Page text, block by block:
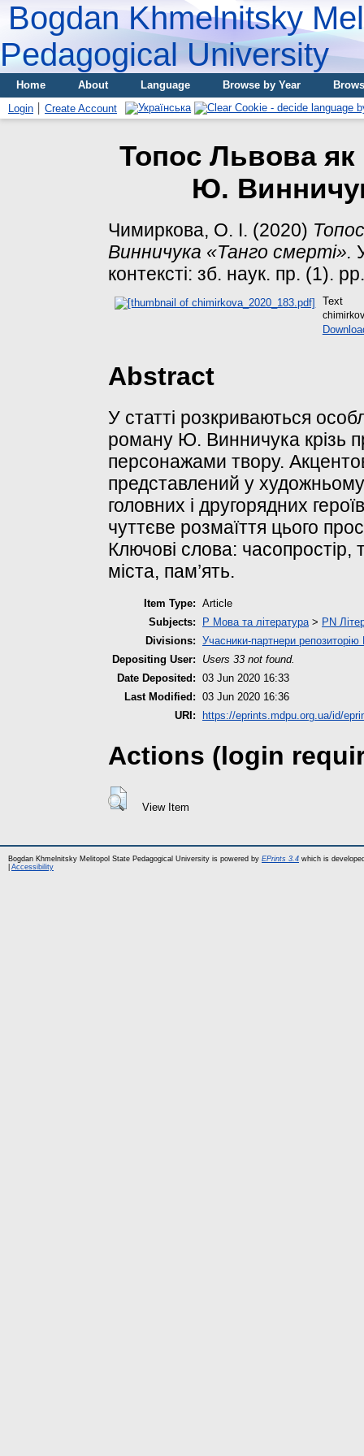
Bogdan Khmelnitsky
Pedagogical University
Home About Language Browse by Year
Login
Create Account
Топос Львова як
Ю.
Чимиркова, О. І. (2020)
Винничука «Танго смерті».
контексті: зб. наук. пр. (1).
Text
Abstract
У статті розкриваються
роману Ю. Винничука крізь
персонажами твору.
представлений у
головних і другорядних
чуттєве розмаїття цього
Ключові слова: часопростір,
міста, пам’ять.
Item Type: Article
Subjects:
P Мова та література> PN
Divisions: Учасники-партнери
Depositing User:
Users 33 not found.
Date Deposited: 03 Jun 2020 16:33
Last Modified: 03 Jun 2020 16:36
URI:
https://eprints.mdpu.org.ua/id/
Actions (login
View Item
Bogdan Khmelnitsky Melitopol State Pedagogical University is powered by EPrints 3.4 which is
Accessibility